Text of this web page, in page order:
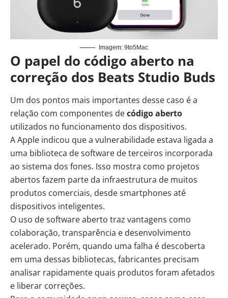
Imagem: 9to5Mac
O papel do código aberto na
correção dos Beats Studio Buds
Um dos pontos mais importantes desse caso é a
relação com componentes decódigo aberto
utilizados no funcionamento dos dispositivos.
A Apple indicou que a vulnerabilidade estava ligada a
uma biblioteca de software de terceiros incorporada
ao sistema dos fones. Isso mostra como projetos
abertos fazem parte da infraestrutura de muitos
produtos comerciais, desde smartphones até
dispositivos inteligentes.
O uso de software aberto traz vantagens como
colaboração, transparência e desenvolvimento
acelerado. Porém, quando uma falha é descoberta
em uma dessas bibliotecas, fabricantes precisam
analisar rapidamente quais produtos foram afetados
e liberar correções.